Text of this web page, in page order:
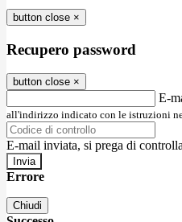
button close ×
Recupero password
button close ×
E-
all'indirizzo indicato con le istruzioni
E-mail inviata, si prega di
Errore
Chiudi